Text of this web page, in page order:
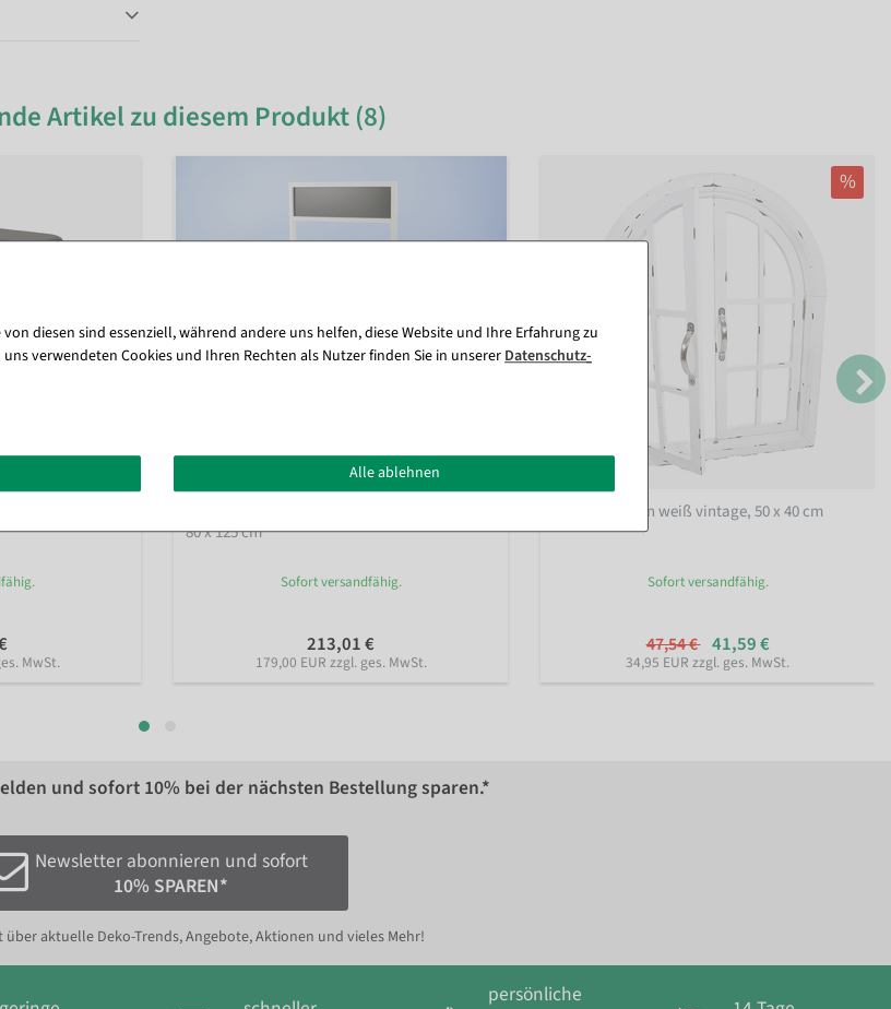
Artikel zu diesem Produkt (8)
MwSt.
80 x 125 cm
Sofort versandfähig.
213,01 €
179,00 EUR zzgl. ges. MwSt.
%
Deko Fenster in weiß vintage, 50 x 40 cm
Sofort versandfähig.
47,54 € 41,59 €
34,95 EUR zzgl. ges. MwSt.
und sofort10% bei der nächsten Bestellung sparen.*
Newsletter abonnieren und sofort
10% SPAREN*
aktuelle Deko-Trends, Angebote, Aktionen und vieles Mehr!
persönliche
diesen sind essenziell, während andere uns helfen, diese Website und Ihre Erfahrung zu
verwendeten Cookies und Ihren Rechten als Nutzer finden Sie in unsererDaten­schutz­
Alle ablehnen